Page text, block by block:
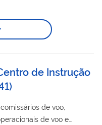
emitido pela Anvisa
cumpre com as
ou Boas Práticas
na...
de Instrução
de voo,
de voo e